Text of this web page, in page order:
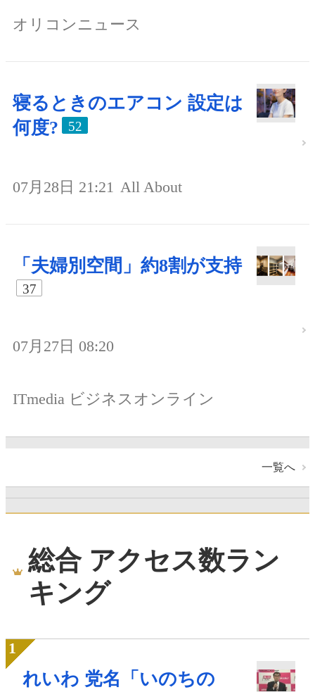
オリコンニュース
寝るときのエアコン 設定は
何度?
52
07月28日 21:21 All About
「夫婦別空間」約8割が支持
37
07月27日 08:20
ITmedia ビジネスオンライン
一覧へ
総合 アクセス数ラン
キング
れいわ 党名「いのちの